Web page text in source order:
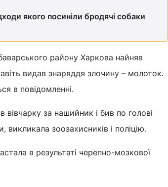
якого посиніли бродячі собаки
району Харкова найняв
видав знаряддя злочину – молоток.
в повідомленні.
за нашийник і бив по голові
зоозахисників і поліцію.
в результаті черепно-мозкової